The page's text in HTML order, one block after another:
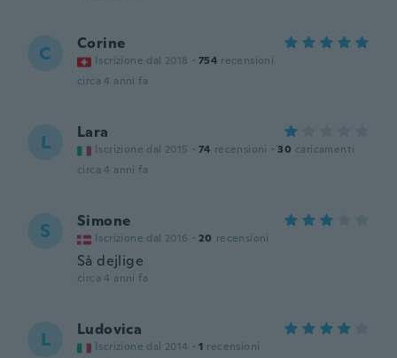
C Corine
Iscrizione dal 2018 · 754 recensioni
circa 4 anni fa
L Lara
Iscrizione dal 2015 · 74 recensioni · 30 caricamenti
circa 4 anni fa
S Simone
Iscrizione dal 2016 · 20 recensioni
Så dejlige
circa 4 anni fa
L Ludovica
Iscrizione dal 2014 · 1 recensioni